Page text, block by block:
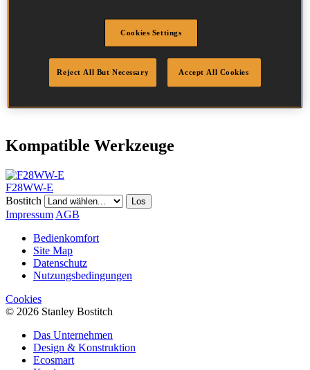
Profil
Glatt
Beschichtung
GAL8
Menge/Karton 2000
Kompatible Werkzeuge
F28WW-E
Bostitch
Los
Impressum AGB
Bedienkomfort
Site Map
Datenschutz
Nutzungsbedingungen
Cookies
© 2026 Stanley Bostitch
Das Unternehmen
Design & Konstruktion
Ecosmart
Cookies Settings
Reject All But Necessary Accept All Cookies